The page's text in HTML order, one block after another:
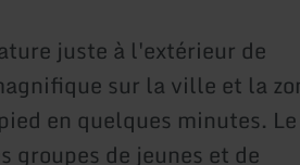
juste à l'extérieur de
sur la ville et la
en quelques minutes. Le
groupes de jeunes et de